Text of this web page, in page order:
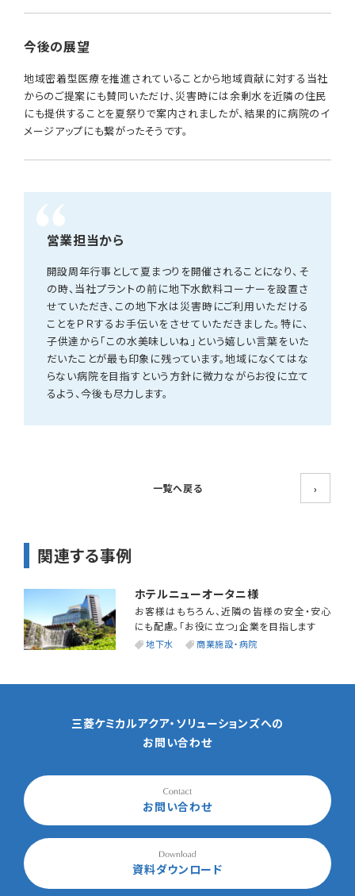
今後の展望
地域密着型医療を推進されていることから地域貢献に対する当社
からのご提案にも賛同いただけ、災害時には余剰水を近隣の住民
にも提供することを夏祭りで案内されましたが、結果的に病院のイ
メージアップにも繋がったそうです。
営業担当から
開設周年行事として夏まつりを開催されることになり、そ
の時、当社プラントの前に地下水飲料コーナーを設置さ
せていただき、この地下水は災害時にご利用いただける
ことをＰＲするお手伝いをさせていただきました。特に、
子供達から「この水美味しいね」という嬉しい言葉をいた
だいたことが最も印象に残っています。地域になくてはな
らない病院を目指すという方針に微力ながらお役に立て
るよう、今後も尽力します。
一覧へ戻る ›
関連する事例
ホテルニューオータニ様
お客様はもちろん、近隣の皆様の安全・安心
にも配慮。「お役に立つ」企業を目指します
地下水 商業施設・病院
三菱ケミカルアクア・ソリューションズへの
お問い合わせ
お問い合わせ
資料ダウンロード